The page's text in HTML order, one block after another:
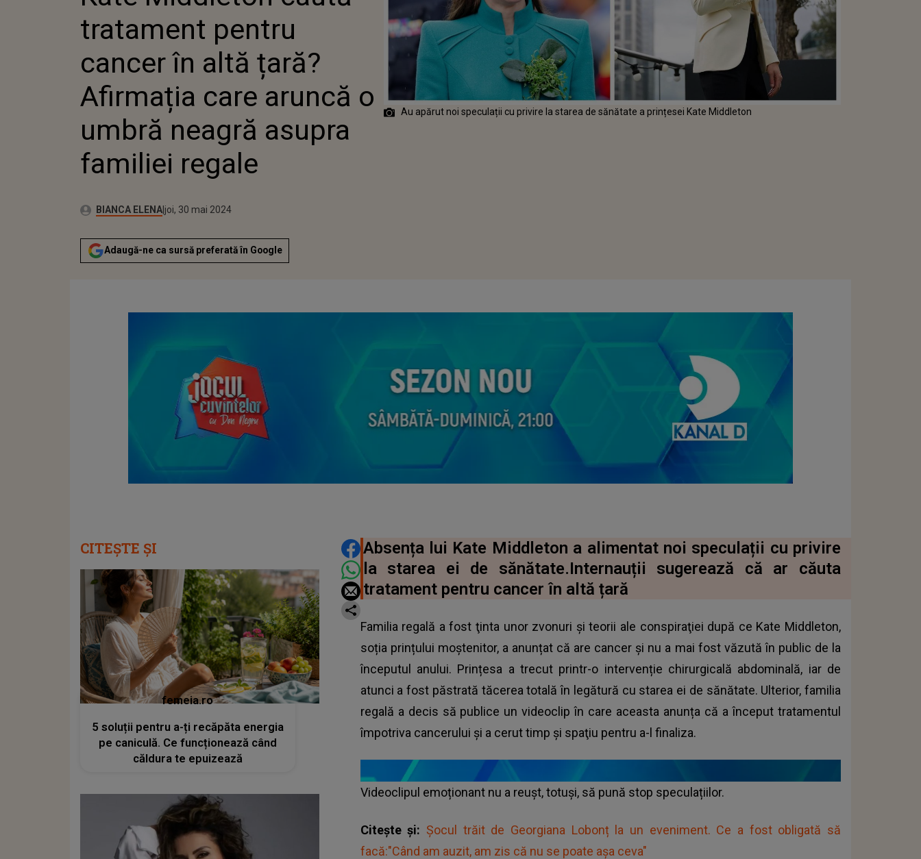
ALTĂ ȚARĂ?
AFIRMAȚIA CARE
ARUNCĂ O UMBRĂ
NEAGRĂ ASUPRA
FAMILIEI REGALE
tratament pentru
cancer în altă țară?
Afirmația care aruncă o
umbră neagră asupra
familiei regale
Autor:BIANCA ELENA Publicat:
joi, 30 mai 2024
Adaugă-ne ca sursă preferată în Google
Au apărut noi speculații cu privire la starea de sănătate a prințesei Kate Middleton
DISTRIBUIE ARTICOLUL
Absența lui Kate Middleton a alimentat noi speculații cu privire
la starea ei de sănătate.Internauții sugerează că ar căuta
tratament pentru cancer în altă țară
Familia regală a fost ţinta unor zvonuri şi teorii ale conspiraţiei după ce Kate Middleton,
soția prințului moștenitor, a anunțat că are cancer și nu a mai fost văzută în public de la
începutul anului. Prințesa a trecut printr-o intervenție chirurgicală abdominală, iar de
atunci a fost păstrată tăcerea totală în legătură cu starea ei de sănătate. Ulterior, familia
regală a decis să publice un videoclip în care aceasta anunța că a început tratamentul
împotriva cancerului și a cerut timp şi spaţiu pentru a-l finaliza.
Videoclipul emoționant nu a reușt, totuși, să pună stop speculațiilor.
Citește și: Șocul trăit de Georgiana Lobonț la un eveniment. Ce a fost obligată să
facă:"Când am auzit, am zis că nu se poate așa ceva"
CITEȘTE ȘI
femeia.ro
5 soluții pentru a-ți recăpăta energia
pe caniculă. Ce funcționează când
căldura te epuizează